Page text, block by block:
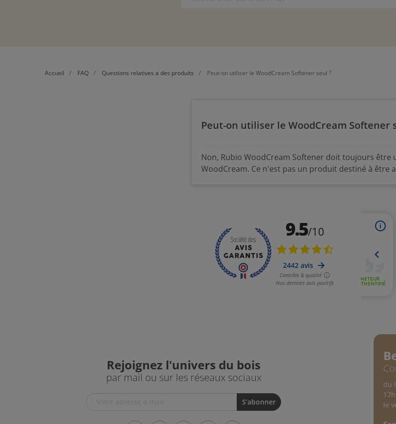
Accueil FAQ Questions relatives a des produits Peut-on utiliser le WoodCream Softener seul ?
Peut-on utiliser le WoodCream Softener
Non, Rubio WoodCream Softener doit toujours être
WoodCream. Ce n'est pas un produit destiné à être
Rejoignez l'univers du bois
par mail ou sur les réseaux sociaux
du
17h
le